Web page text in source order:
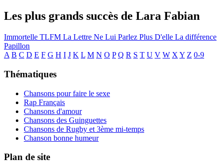
Les plus grands succès de Lara Fabian
Immortelle TLFM La Lettre Ne Lui Parlez Plus D'elle La différence
Papillon
A B C D E F G H I J K L M N O P Q R S T U V W X Y Z 0-9
Thématiques
Chansons pour faire le sexe
Rap Français
Chansons d'amour
Chansons des Guinguettes
Chansons de Rugby et 3ème mi-temps
Chanson bonne humeur
Plan de site